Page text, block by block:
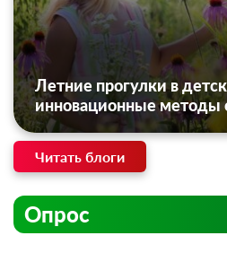
Летние прогулки в
инновационные методы
Читать блоги
Опрос